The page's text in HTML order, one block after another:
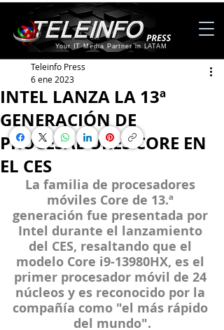
Your IT Media Partner in LATAM
INTEL LANZA LA 13ª
GENERACIÓN DE
PROCESADORES CORE EN
EL CES
Teleinfo Press
6 ene 2023
La familia de procesadores
móviles Core de 13.ª
generación fue presentada por
Intel durante el lanzamiento
del CES, resaltando que el
modelo Core i9-13980HX, es el
primer procesador móvil de 24
núcleos y es reconocido por la
compañía como "el más rápido
del mundo".